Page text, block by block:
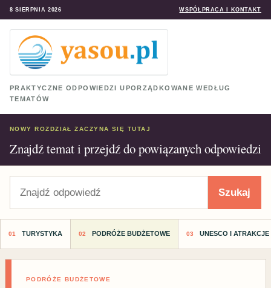
8 SIERPNIA 2026 WSPÓŁPRACA I KONTAKT
PRAKTYCZNE ODPOWIEDZI UPORZĄDKOWANE WEDŁUG
TEMATÓW
NOWY ROZDZIAŁ ZACZYNA SIĘ TUTAJ
Znajdź temat i przejdź do powiązanych odpowiedzi
Szukaj
TURYSTYKA PODRÓŻE BUDŻETOWE UNESCO I
PODRÓŻE BUDŻETOWE